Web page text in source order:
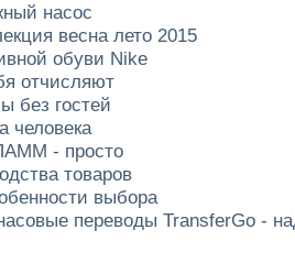
насос
весна лето 2015
обуви Nike
отчисляют
без гостей
человека
- просто
товаров
выбора
переводы TransferGo -